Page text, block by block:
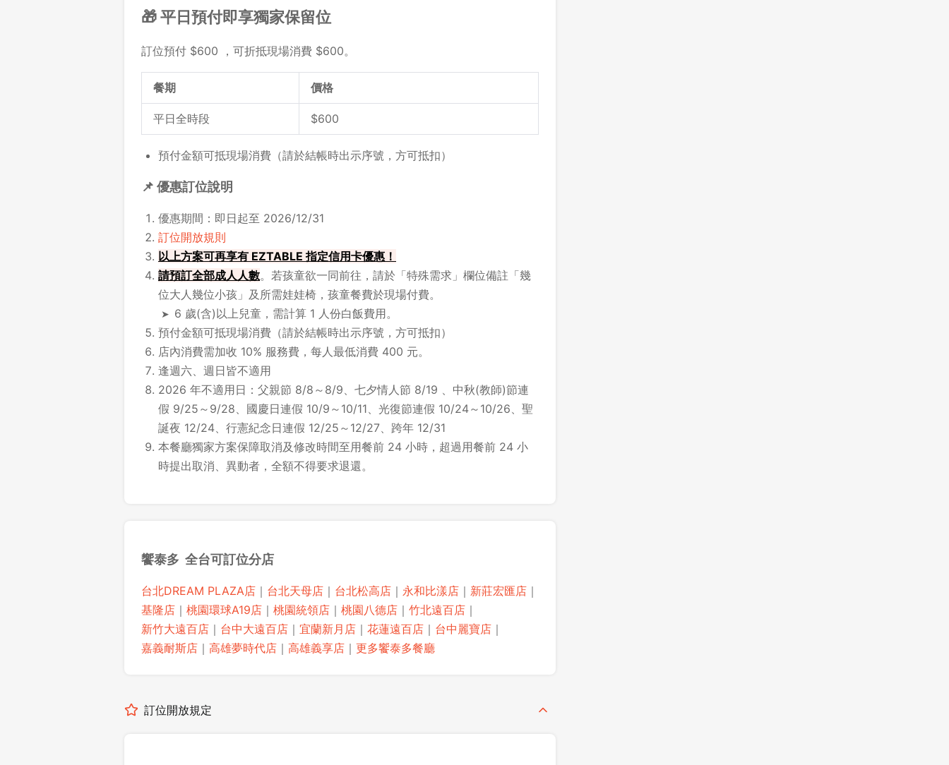
🎁 平日預付即享獨家保留位
訂位預付 $600 ，可折抵現場消費 $600。
餐期 價格
平日全時段 $600
預付金額可抵現場消費（請於結帳時出示序號，方可抵扣）
📌 優惠訂位說明
優惠期間：即日起至 2026/12/31
訂位開放規則
以上方案可再享有 EZTABLE 指定信用卡優惠！
請預訂全部成人人數。若孩童欲一同前往，請於「特殊需求」欄位備註「幾
位大人幾位小孩」及所需娃娃椅，孩童餐費於現場付費。
6 歲(含)以上兒童，需計算 1 人份白飯費用。
預付金額可抵現場消費（請於結帳時出示序號，方可抵扣）
店內消費需加收 10% 服務費，每人最低消費 400 元。
逢週六、週日皆不適用
2026 年不適用日：父親節 8/8～8/9、七夕情人節 8/19 、中秋(教師)節連
假 9/25～9/28、國慶日連假 10/9～10/11、光復節連假 10/24～10/26、聖
誕夜 12/24、行憲紀念日連假 12/25～12/27、跨年 12/31
本餐廳獨家方案保障取消及修改時間至用餐前 24 小時，超過用餐前 24 小
時提出取消、異動者，全額不得要求退還。
饗泰多 全台可訂位分店
台北DREAM PLAZA店 ｜ 台北天母店 ｜ 台北松高店 ｜ 永和比漾店 ｜ 新莊宏匯店 ｜
基隆店 ｜ 桃園環球A19店 ｜ 桃園統領店 ｜ 桃園八德店 ｜ 竹北遠百店 ｜
新竹大遠百店 ｜ 台中大遠百店 ｜ 宜蘭新月店 ｜ 花蓮遠百店 ｜ 台中麗寶店 ｜
嘉義耐斯店 ｜ 高雄夢時代店 ｜ 高雄義享店 ｜ 更多饗泰多餐廳
訂位開放規定